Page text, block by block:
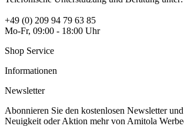
+49 (0) 209 94 79 63 85
Mo-Fr, 09:00 - 18:00 Uhr
Shop Service
Informationen
Newsletter
Abonnieren Sie den kostenlosen Newsletter
Neuigkeit oder Aktion mehr von Amitola